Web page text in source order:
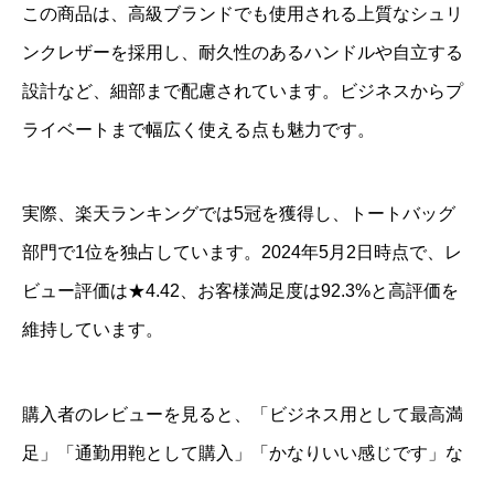
この商品は、高級ブランドでも使用される上質なシュリ
ンクレザーを採用し、耐久性のあるハンドルや自立する
設計など、細部まで配慮されています。ビジネスからプ
ライベートまで幅広く使える点も魅力です。
実際、楽天ランキングでは5冠を獲得し、トートバッグ
部門で1位を独占しています。2024年5月2日時点で、レ
ビュー評価は★4.42、お客様満足度は92.3%と高評価を
維持しています。
購入者のレビューを見ると、「ビジネス用として最高満
足」「通勤用鞄として購入」「かなりいい感じです」な